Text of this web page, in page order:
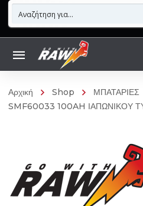
Αρχική Shop ΜΠΑΤΑΡΙΕΣ
SMF60033 100AH ΙΑΠΩΝΙΚΟΥ